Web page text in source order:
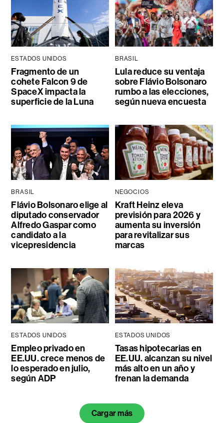
ESTADOS UNIDOS
Fragmento de un
cohete Falcon 9 de
SpaceX impacta la
superficie de la Luna
BRASIL
Lula reduce su ventaja
sobre Flávio Bolsonaro
rumbo a las elecciones,
según nueva encuesta
BRASIL
Flávio Bolsonaro elige al
diputado conservador
Alfredo Gaspar como
candidato a la
vicepresidencia
NEGOCIOS
Kraft Heinz eleva
previsión para 2026 y
aumenta su inversión
para revitalizar sus
marcas
ESTADOS UNIDOS
Empleo privado en
EE.UU. crece menos de
lo esperado en julio,
según ADP
ESTADOS UNIDOS
Tasas hipotecarias en
EE.UU. alcanzan su nivel
más alto en un año y
frenan la demanda
Cargar más